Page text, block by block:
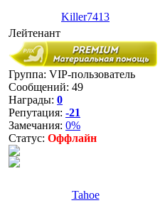
Killer7413
Лейтенант
Группа: VIP-пользователь
Сообщений: 49
Награды: 0
Репутация: -21
Замечания: 0%
Статус: Оффлайн
Tahoe